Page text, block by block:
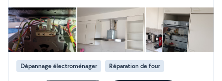
Dépannage électroménager Réparation de four